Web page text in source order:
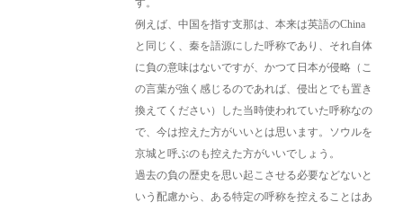
す。
例えば、中国を指す支那は、本来は英語のChina
と同じく、秦を語源にした呼称であり、それ自体
に負の意味はないですが、かつて日本が侵略（こ
の言葉が強く感じるのであれば、侵出とでも置き
換えてください）した当時使われていた呼称なの
で、今は控えた方がいいとは思います。ソウルを
京城と呼ぶのも控えた方がいいでしょう。
過去の負の歴史を思い起こさせる必要などないと
いう配慮から、ある特定の呼称を控えることはあ